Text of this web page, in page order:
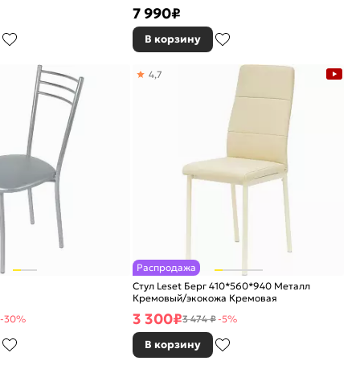
7 990₽
В корзину
-30%
Распродажа
Стул Leset Берг 410*560*940 Металл
Кремовый/экокожа Кремовая
4,7
3 300₽3 474 ₽-5%
В корзину